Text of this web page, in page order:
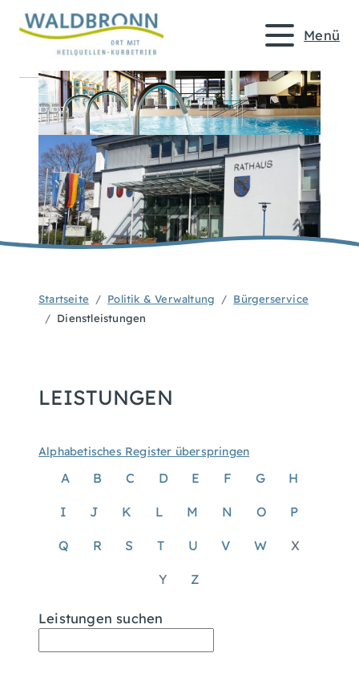
Menü
Startseite Politik & Verwaltung
Bürgerservice
Dienstleistungen
LEISTUNGEN
Alphabetisches Register überspringen
A B C D E F G H
I J K L M N O P
Q R S T U V W X
Y Z
Leistungen suchen